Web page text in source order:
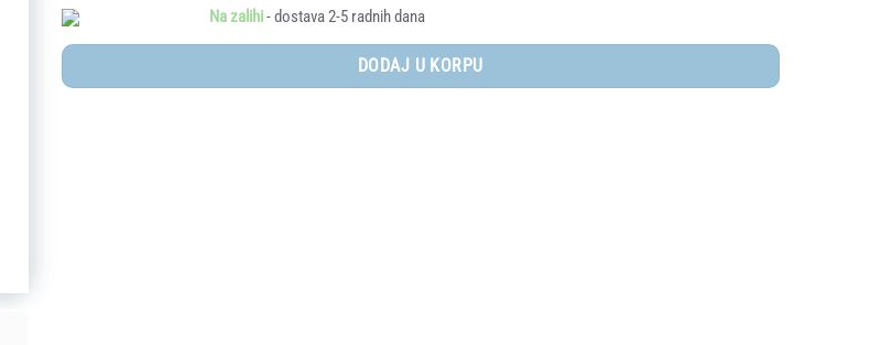
Na zalihi- dostava 2-5 radnih dana
DODAJ U KORPU